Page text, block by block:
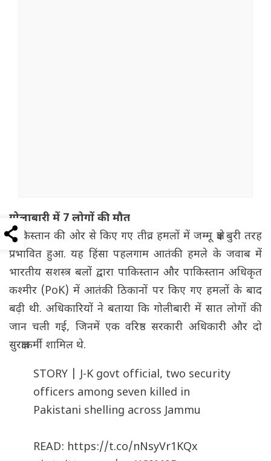
गोलाबारी में 7 लोगों की मौत
पाकिस्तान की ओर से किए गए तीव्र हमलों में जम्मू क्षेत्र बुरी तरह
प्रभावित हुआ. यह हिंसा पहलगाम आतंकी हमले के जवाब में
भारतीय सशस्त्र बलों द्वारा पाकिस्तान और पाकिस्तान अधिकृत
कश्मीर (PoK) में आतंकी ठिकानों पर किए गए हमलों के बाद
बढ़ी थी. अधिकारियों ने बताया कि गोलीबारी में सात लोगों की
जान चली गई, जिनमें एक वरिष्ठ सरकारी अधिकारी और दो
सुरक्षाकर्मी शामिल थे.
STORY | J-K govt official, two security
officers among seven killed in
Pakistani shelling across Jammu
READ: https://t.co/nNsyVr1KQx